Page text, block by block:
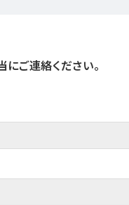
ご連絡ください。